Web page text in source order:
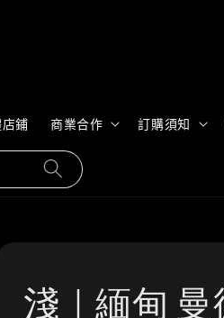
鋪 商業合作 訂購須知
淺｜緬甸